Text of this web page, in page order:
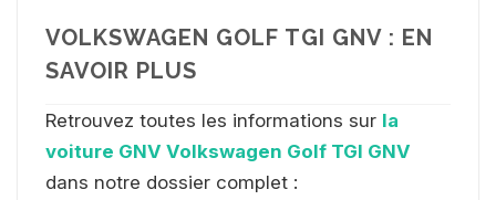
VOLKSWAGEN GOLF TGI GNV : EN
SAVOIR PLUS
Retrouvez toutes les informations sur la
voiture GNV Volkswagen Golf TGI GNV
dans notre dossier complet :